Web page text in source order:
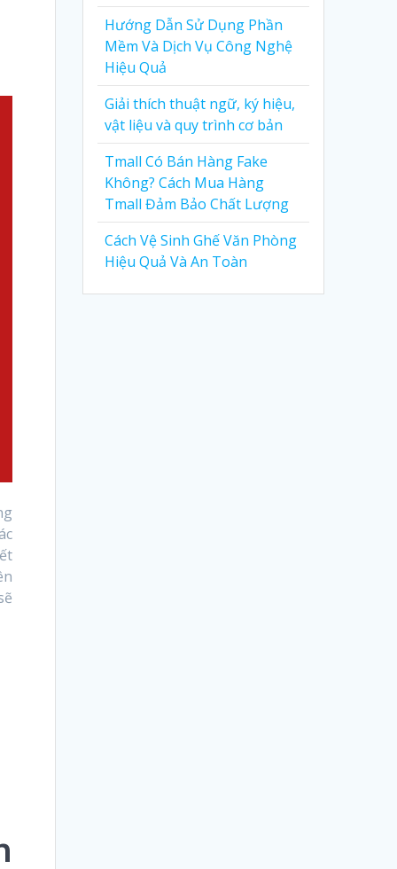
Hướng Dẫn Sử Dụng Phần
Mềm Và Dịch Vụ Công Nghệ
Hiệu Quả
Giải thích thuật ngữ, ký hiệu,
vật liệu và quy trình cơ bản
Tmall Có Bán Hàng Fake
Không? Cách Mua Hàng
Tmall Đảm Bảo Chất Lượng
Cách Vệ Sinh Ghế Văn Phòng
Hiệu Quả Và An Toàn